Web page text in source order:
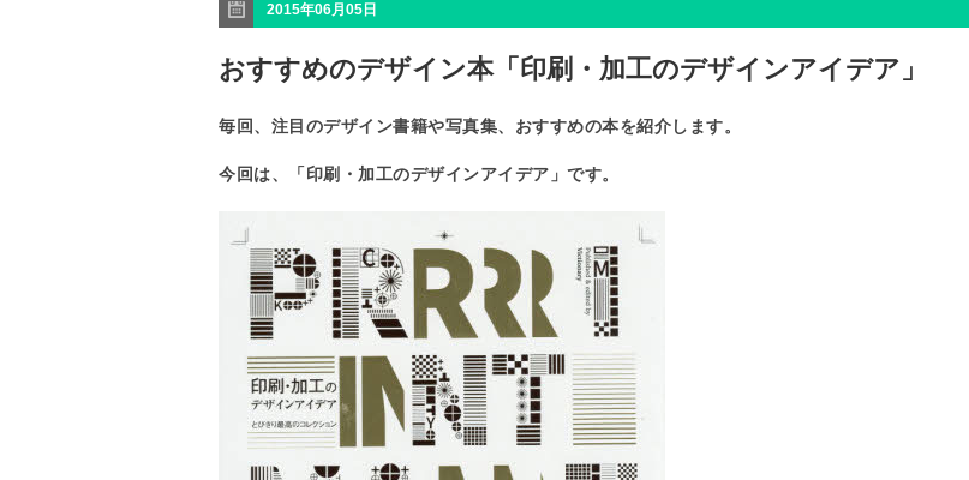
2015年06月05日
おすすめのデザイン本「印刷・加工のデザインアイデア」
毎回、注目のデザイン書籍や写真集、おすすめの本を紹介します。
今回は、「印刷・加工のデザインアイデア」です。